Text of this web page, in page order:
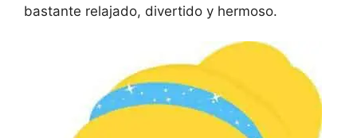
bastante relajado, divertido y hermoso.